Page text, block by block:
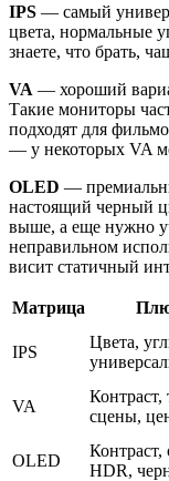
IPS — самый
цвета, нормальные
знаете, что брать,
VA — хороший
Такие мониторы
подходят для
— у некоторых VA
OLED —
настоящий черный
выше, а еще нужно
неправильном
висит статичный
Матрица
IPS
Цвета,
VA
сцены,
OLED
Контраст,
HDR,